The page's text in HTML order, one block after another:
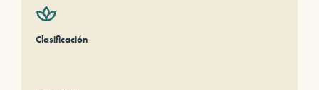
Clasificación